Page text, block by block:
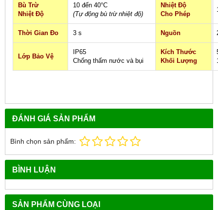
Bù Trừ
Nhiệt Độ
10 đến 40°C
(Tự động bù trừ nhiệt độ)
Nhiệt Độ
Cho Phép
Thời Gian Đo 3 s Nguồn
Lớp Bảo Vệ
IP65
Chống thấm nước và bụi
Kích Thước
Khối Lượng
ĐÁNH GIÁ SẢN PHẨM
Bình chọn sản phẩm:
BÌNH LUẬN
SẢN PHẨM CÙNG LOẠI